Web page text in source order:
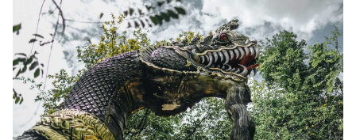
Search
for:
Search